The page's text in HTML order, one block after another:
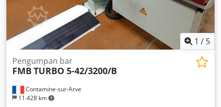
1 / 5
Contamine-sur-Arve
11.428 km
Pengumpan bar
FMB TURBO 5-42/3200/B